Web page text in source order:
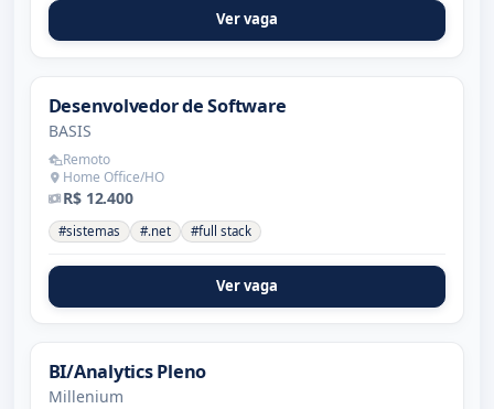
Ver vaga
Desenvolvedor de Software
BASIS
Remoto
Home Office/HO
R$ 12.400
#sistemas #.net #full stack
Ver vaga
BI/Analytics Pleno
Millenium